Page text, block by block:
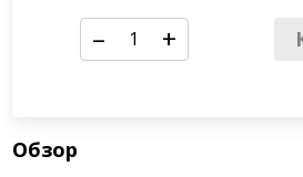
– +
Обзор